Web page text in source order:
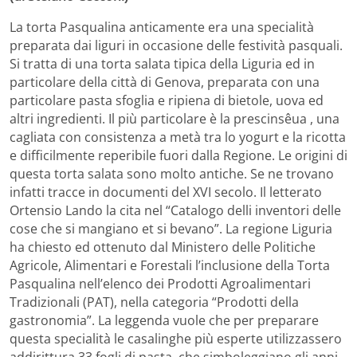
La torta Pasqualina anticamente era una specialità
preparata dai liguri in occasione delle festività pasquali.
Si tratta di una torta salata tipica della Liguria ed in
particolare della città di Genova, preparata con una
particolare pasta sfoglia e ripiena di bietole, uova ed
altri ingredienti. Il più particolare è la prescinsêua , una
cagliata con consistenza a metà tra lo yogurt e la ricotta
e difficilmente reperibile fuori dalla Regione. Le origini di
questa torta salata sono molto antiche. Se ne trovano
infatti tracce in documenti del XVI secolo. Il letterato
Ortensio Lando la cita nel “Catalogo delli inventori delle
cose che si mangiano et si bevano”. La regione Liguria
ha chiesto ed ottenuto dal Ministero delle Politiche
Agricole, Alimentari e Forestali l’inclusione della Torta
Pasqualina nell’elenco dei Prodotti Agroalimentari
Tradizionali (PAT), nella categoria “Prodotti della
gastronomia”. La leggenda vuole che per preparare
questa specialità le casalinghe più esperte utilizzassero